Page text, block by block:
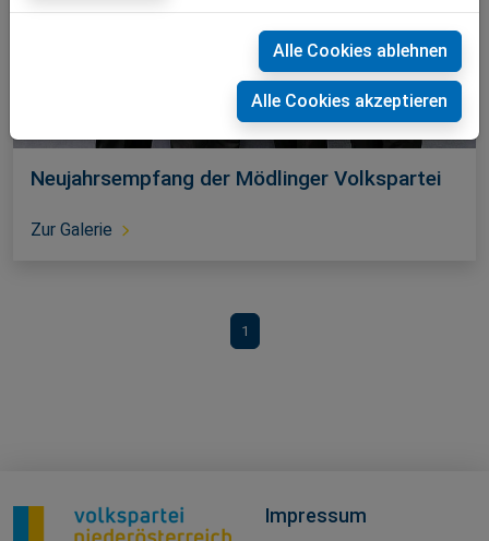
Neujahrsempfang der Mödlinger Volkspartei
Zur Galerie
1
Impressum
Alle Cookies ablehnen
Alle Cookies akzeptieren